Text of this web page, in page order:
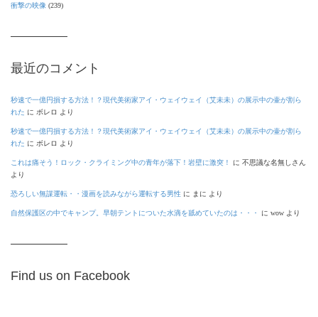
衝撃の映像 (239)
最近のコメント
秒速で一億円損する方法！？現代美術家アイ・ウェイウェイ（艾未未）の展示中の壷が割ら
れた に ボレロ より
秒速で一億円損する方法！？現代美術家アイ・ウェイウェイ（艾未未）の展示中の壷が割ら
れた に ボレロ より
これは痛そう！ロック・クライミング中の青年が落下！岩壁に激突！ に 不思議な名無しさん
より
恐ろしい無謀運転・・漫画を読みながら運転する男性 に まに より
自然保護区の中でキャンプ。早朝テントについた水滴を舐めていたのは・・・ に wow より
Find us on Facebook